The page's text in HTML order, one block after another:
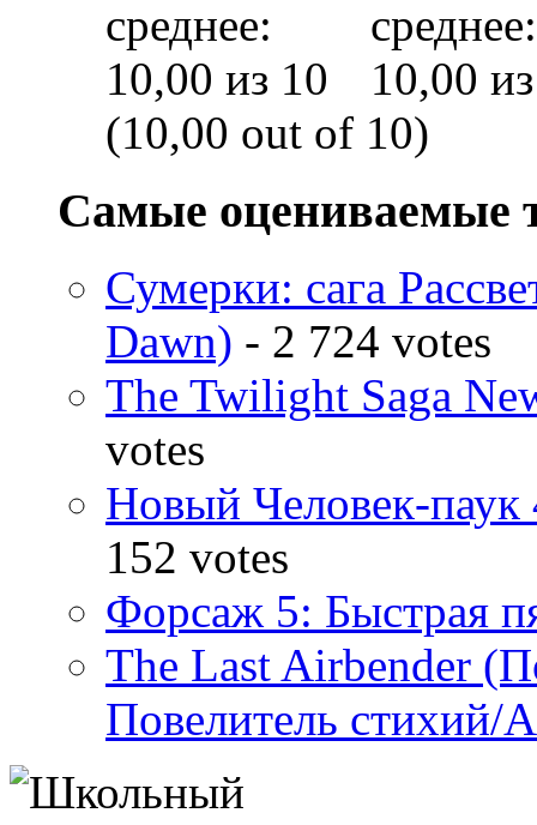
(10,00 out of 10)
Самые оцениваемые
Сумерки: cага
Dawn) - 2 724 votes
The Twilight Saga
votes
Новый Человек-
152 votes
Форсаж 5: Быстрая
The Last Airbender
Повелитель стихий/